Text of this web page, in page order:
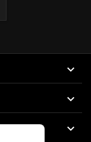


